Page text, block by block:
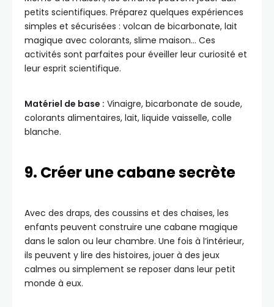
petits scientifiques. Préparez quelques expériences
simples et sécurisées : volcan de bicarbonate, lait
magique avec colorants, slime maison… Ces
activités sont parfaites pour éveiller leur curiosité et
leur esprit scientifique.
Matériel de base : Vinaigre, bicarbonate de soude,
colorants alimentaires, lait, liquide vaisselle, colle
blanche.
9. Créer une cabane secrète
Avec des draps, des coussins et des chaises, les
enfants peuvent construire une cabane magique
dans le salon ou leur chambre. Une fois à l’intérieur,
ils peuvent y lire des histoires, jouer à des jeux
calmes ou simplement se reposer dans leur petit
monde à eux.